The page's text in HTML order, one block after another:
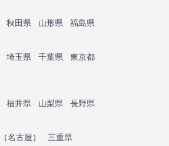
秋田県 山形県
福島県
埼玉県 千葉県
東京都
福井県 山梨県
長野県
（名古屋）
三重県